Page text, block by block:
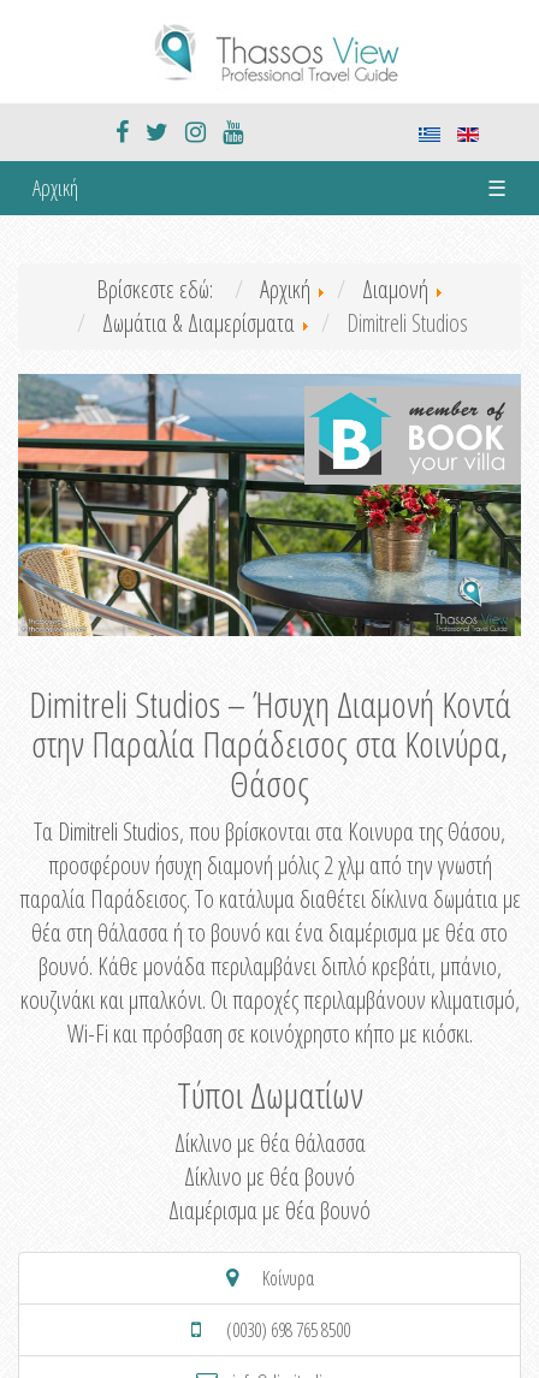
Αρχική ☰
Βρίσκεστε εδώ: Αρχική
Διαμονή
Δωμάτια & Διαμερίσματα
Dimitreli Studios
Dimitreli Studios – Ήσυχη Διαμονή Κοντά
στην Παραλία Παράδεισος στα Κοινύρα,
Θάσος
Τα Dimitreli Studios, που βρίσκονται στα Κοινυρα της Θάσου,
προσφέρουν ήσυχη διαμονή μόλις 2 χλμ από την γνωστή
παραλία Παράδεισος. Το κατάλυμα διαθέτει δίκλινα δωμάτια με
θέα στη θάλασσα ή το βουνό και ένα διαμέρισμα με θέα στο
βουνό. Κάθε μονάδα περιλαμβάνει διπλό κρεβάτι, μπάνιο,
κουζινάκι και μπαλκόνι. Οι παροχές περιλαμβάνουν κλιματισμό,
Wi-Fi και πρόσβαση σε κοινόχρηστο κήπο με κιόσκι.
Τύποι Δωματίων
Δίκλινο με θέα θάλασσα
Δίκλινο με θέα βουνό
Διαμέρισμα με θέα βουνό
Κοίνυρα
(0030) 698 765 8500